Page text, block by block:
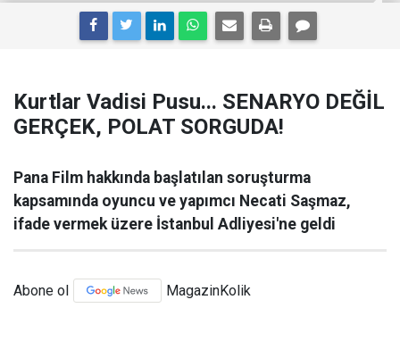
Kurtlar Vadisi Pusu... SENARYO DEĞİL
GERÇEK, POLAT SORGUDA!
Pana Film hakkında başlatılan soruşturma
kapsamında oyuncu ve yapımcı Necati Saşmaz,
ifade vermek üzere İstanbul Adliyesi'ne geldi
Abone ol MagazinKolik